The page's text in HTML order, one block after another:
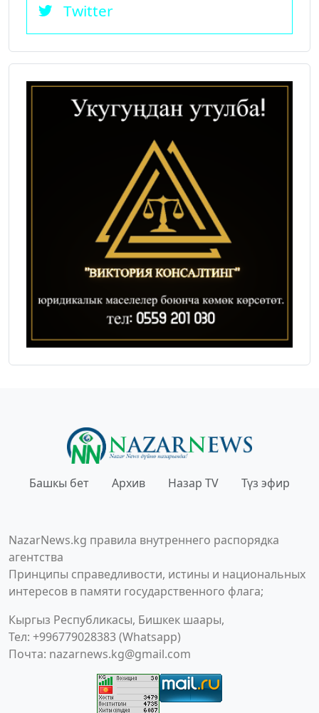
Twitter
Башкы бет Архив Назар TV Түз эфир
NazarNews.kg правила внутреннего распорядка
агентства
Принципы справедливости, истины и национальных
интересов в памяти государственного флага;
Кыргыз Республикасы, Бишкек шаары,
Тел: +996779028383 (Whatsapp)
Почта: nazarnews.kg@gmail.com